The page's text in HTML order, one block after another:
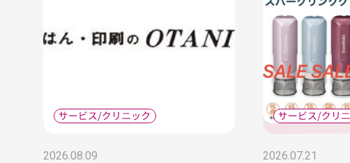
2026.08.09
2026.07.21